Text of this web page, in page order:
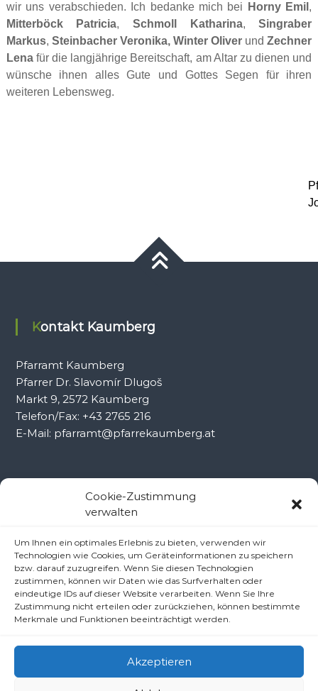
Cookie-Zustimmung
verwalten
Um Ihnen ein optimales Erlebnis zu bieten, verwenden wir
Technologien wie Cookies, um Geräteinformationen zu speichern
bzw. darauf zuzugreifen. Wenn Sie diesen Technologien
zustimmen, können wir Daten wie das Surfverhalten oder
eindeutige IDs auf dieser Website verarbeiten. Wenn Sie Ihre
Zustimmung nicht erteilen oder zurückziehen, können bestimmte
Merkmale und Funktionen beeinträchtigt werden.
Akzeptieren
wir uns verabschieden. Ich bedanke mich bei
Horny Emil ,
Mitterböck Patricia,Schmoll Katharina,Singraber
Markus, Steinbacher Veronika, Winter Oliver undZechner
Lenafür die langjährige Bereitschaft, am Altar zu dienen und
wünsche ihnen alles Gute und Gottes Segen für ihren
weiteren Lebensweg.
Kontakt Kaumberg
Pfarramt Kaumberg
Pfarrer Dr. Slavomír Dlugoš
Markt 9, 2572 Kaumberg
Telefon/Fax: +43 2765 216
E-Mail: pfarramt@pfarrekaumberg.at
Kontakt Ramsau
Pfarrer Dr. Slavomír Dlugoš
Oberdörfl 8, 3172 Ramsau
Telefon: +43 2764 8240
E-Mail: pfarre.ramsau@gmx.at